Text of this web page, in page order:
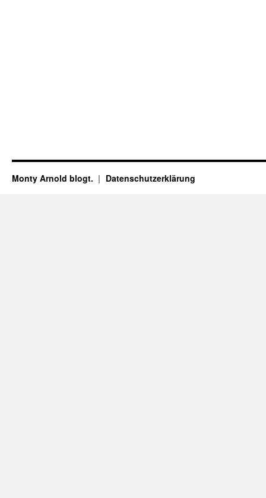
Monty Arnold blogt. Datenschutz­erklärung